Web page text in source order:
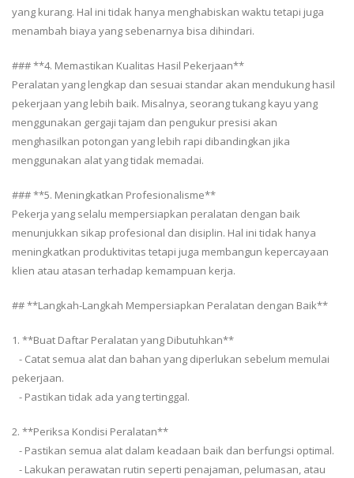
yang kurang. Hal ini tidak hanya menghabiskan waktu tetapi juga
menambah biaya yang sebenarnya bisa dihindari.
### **4. Memastikan Kualitas Hasil Pekerjaan**
Peralatan yang lengkap dan sesuai standar akan mendukung hasil
pekerjaan yang lebih baik. Misalnya, seorang tukang kayu yang
menggunakan gergaji tajam dan pengukur presisi akan
menghasilkan potongan yang lebih rapi dibandingkan jika
menggunakan alat yang tidak memadai.
### **5. Meningkatkan Profesionalisme**
Pekerja yang selalu mempersiapkan peralatan dengan baik
menunjukkan sikap profesional dan disiplin. Hal ini tidak hanya
meningkatkan produktivitas tetapi juga membangun kepercayaan
klien atau atasan terhadap kemampuan kerja.
## **Langkah-Langkah Mempersiapkan Peralatan dengan Baik**
1. **Buat Daftar Peralatan yang Dibutuhkan**
- Catat semua alat dan bahan yang diperlukan sebelum memulai
pekerjaan.
- Pastikan tidak ada yang tertinggal.
2. **Periksa Kondisi Peralatan**
- Pastikan semua alat dalam keadaan baik dan berfungsi optimal.
- Lakukan perawatan rutin seperti penajaman, pelumasan, atau